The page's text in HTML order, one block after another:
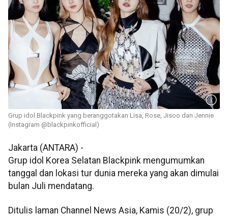
Grup idol Blackpink yang beranggotakan Lisa, Rose, Jisoo dan Jennie
(Instagram @blackpinkofficial)
Jakarta (ANTARA) -
Grup idol Korea Selatan Blackpink mengumumkan
tanggal dan lokasi tur dunia mereka yang akan dimulai
bulan Juli mendatang.
Ditulis laman Channel News Asia, Kamis (20/2), grup